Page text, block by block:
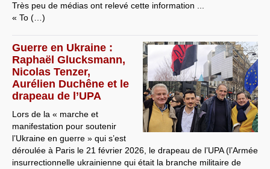
Très peu de médias ont relevé cette information ...
« To (…)
Guerre en Ukraine :
Raphaël Glucksmann,
Nicolas Tenzer,
Aurélien Duchêne et le
drapeau de l’UPA
Lors de la « marche et
manifestation pour soutenir
l’Ukraine en guerre » qui s’est
déroulée à Paris le 21 février 2026, le drapeau de l’UPA (l’Armée
insurrectionnelle ukrainienne qui était la branche militaire de